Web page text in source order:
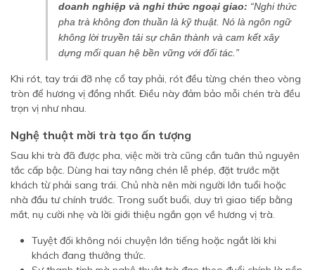
doanh nghiệp và nghi thức ngoại giao: “Nghi thức
pha trà không đơn thuần là kỹ thuật. Nó là ngôn ngữ
không lời truyền tải sự chân thành và cam kết xây
dựng mối quan hệ bền vững với đối tác.”
Khi rót, tay trái đỡ nhẹ cổ tay phải, rót đều từng chén theo vòng
tròn để hương vị đồng nhất. Điều này đảm bảo mỗi chén trà đều
trọn vị như nhau.
Nghệ thuật mời trà tạo ấn tượng
Sau khi trà đã được pha, việc mời trà cũng cần tuân thủ nguyên
tắc cấp bậc. Dùng hai tay nâng chén lễ phép, đặt trước mặt
khách từ phải sang trái. Chủ nhà nên mời người lớn tuổi hoặc
nhà đầu tư chính trước. Trong suốt buổi, duy trì giao tiếp bằng
mắt, nụ cười nhẹ và lời giới thiệu ngắn gọn về hương vị trà.
Tuyệt đối không nói chuyện lớn tiếng hoặc ngắt lời khi
khách đang thưởng thức.